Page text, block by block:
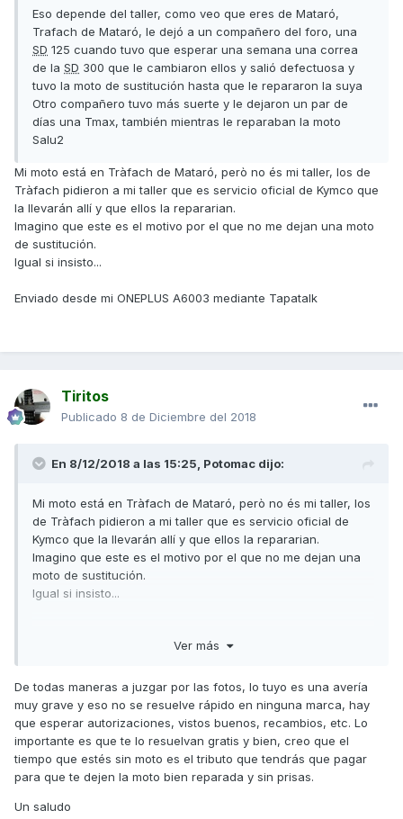
Eso depende del taller, como veo que eres de Mataró,
Trafach de Mataró, le dejó a un compañero del foro, una
SD 125 cuando tuvo que esperar una semana una correa
de la SD 300 que le cambiaron ellos y salió defectuosa y
tuvo la moto de sustitución hasta que le repararon la suya
Otro compañero tuvo más suerte y le dejaron un par de
días una Tmax, también mientras le reparaban la moto
Salu2
Mi moto está en Tràfach de Mataró, però no és mi taller, los de
Tràfach pidieron a mi taller que es servicio oficial de Kymco que
la llevarán allí y que ellos la repararian.
Imagino que este es el motivo por el que no me dejan una moto
de sustitución.
Igual si insisto...
Enviado desde mi ONEPLUS A6003 mediante Tapatalk
Tiritos
Publicado 8 de Diciembre del 2018
En 8/12/2018 a las 15:25, Potomac dijo:
Mi moto está en Tràfach de Mataró, però no és mi taller, los
de Tràfach pidieron a mi taller que es servicio oficial de
Kymco que la llevarán allí y que ellos la repararian.
Imagino que este es el motivo por el que no me dejan una
moto de sustitución.
Igual si insisto...
Ver más
De todas maneras a juzgar por las fotos, lo tuyo es una avería
muy grave y eso no se resuelve rápido en ninguna marca, hay
que esperar autorizaciones, vistos buenos, recambios, etc. Lo
importante es que te lo resuelvan gratis y bien, creo que el
tiempo que estés sin moto es el tributo que tendrás que pagar
para que te dejen la moto bien reparada y sin prisas.
Un saludo